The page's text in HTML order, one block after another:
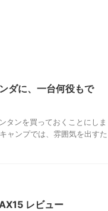
ダに、一台何役もで
タンを買っておくことにしま
ャンプでは、雰囲気を出すた
レビュー